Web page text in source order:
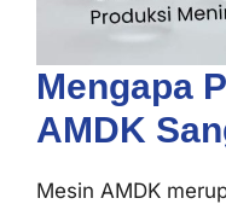
Mengapa
AMDK
Mesin AMDK